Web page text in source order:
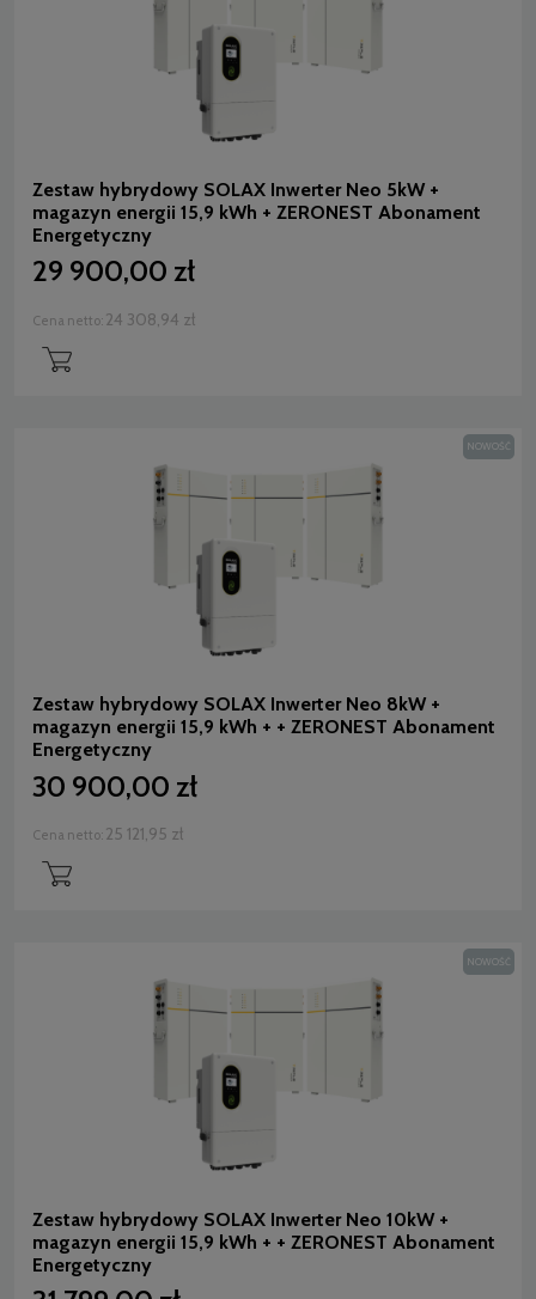
Zestaw hybrydowy SOLAX Inwerter Neo 5kW +
magazyn energii 15,9 kWh + ZERONEST Abonament
Energetyczny
29 900,00 zł
Cena netto: 24 308,94 zł
Zestaw hybrydowy SOLAX Inwerter Neo 8kW +
magazyn energii 15,9 kWh + + ZERONEST Abonament
Energetyczny
30 900,00 zł
Cena netto: 25 121,95 zł
NOWOŚĆ
Zestaw hybrydowy SOLAX Inwerter Neo 10kW +
magazyn energii 15,9 kWh + + ZERONEST Abonament
Energetyczny
NOWOŚĆ